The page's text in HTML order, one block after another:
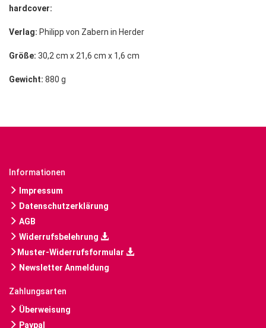
hardcover:
Verlag: Philipp von Zabern in Herder
Größe: 30,2 cm x 21,6 cm x 1,6 cm
Gewicht: 880 g
Informationen
Impressum
Datenschutzerklärung
AGB
Widerrufsbelehrung
Muster-Widerrufsformular
Newsletter Anmeldung
Zahlungsarten
Überweisung
Paypal